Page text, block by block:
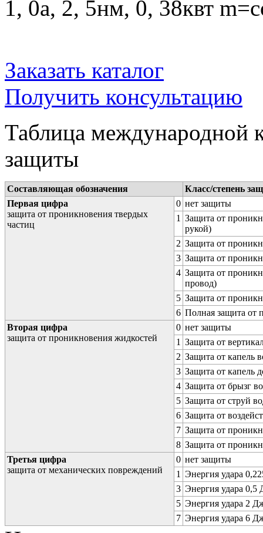
1, 0a, 2, 5нм, 0, 38квт
Заказать каталог
Получить консультацию
Таблица международной
защиты
Составляющая обозначения
Класс/степень
Первая цифра
защита от проникновения твердых
частиц
0 нет защиты
1 Защита от
рукой)
2 Защита от
3 Защита от
4 Защита от
провод)
5 Защита от
6 Полная защита от
Вторая цифра
защита от проникновения жидкостей
0 нет защиты
1 Защита от
2 Защита от капель
3 Защита от капель
4 Защита от брызг
5 Защита от струй
6 Защита от
7 Защита от
8 Защита от
Третья цифра
защита от механических повреждений
0 нет защиты
1 Энергия удара
3 Энергия удара 0,5
5 Энергия удара 2
7 Энергия удара 6